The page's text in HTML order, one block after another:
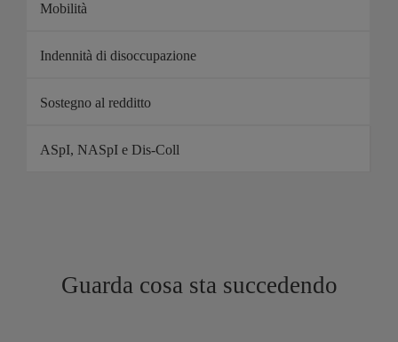
Mobilità
Indennità di disoccupazione
Sostegno al redditto
ASpI, NASpI e Dis-Coll
Guarda cosa sta succedendo